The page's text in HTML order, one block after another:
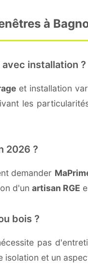
à
installation ?
et installation
les
2026 ?
demander
d'un artisan RGE
bois ?
pas
et un